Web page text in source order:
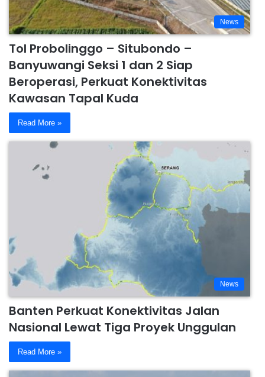
News
Tol Probolinggo – Situbondo –
Banyuwangi Seksi 1 dan 2 Siap
Beroperasi, Perkuat Konektivitas
Kawasan Tapal Kuda
Read More »
News
Banten Perkuat Konektivitas Jalan
Nasional Lewat Tiga Proyek Unggulan
Read More »